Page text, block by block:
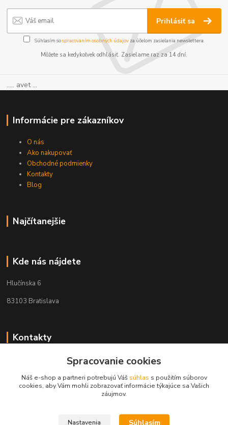
Prihlásiť sa
Súhlasím sospracovaním osobných údajov za účelom zasielania newslettera.
Môžete sa kedykoľvek odhlásiť. Zasielame raz za 14 dní.
..... avet ...
Informácie pre zákazníkov
O nás
Ako nakupovať
Obchodné podmienky
Kontakty
Blog
Najčítanejšie
Kde nás nájdete
Hlučínska 6
83103 Bratislava
Kontakty
+421 908 678 479
info@audiovideoshop.sk
Spracovanie cookies
Náš e-shop a partneri potrebujú Váš súhlas s použitím súborov
cookies, aby Vám mohli zobrazovať informácie týkajúce sa Vašich
záujmov.
Nastavenia Súhlasím